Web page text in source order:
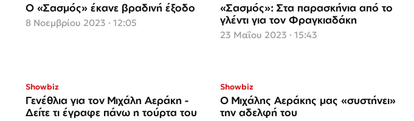
Ο «Σασμός» έκανε βραδινή έξοδο
8 Νοεμβρίου 2023 · 12:05
«Σασμός»: Στα παρασκήνια από το
γλέντι για τον Φραγκιαδάκη
23 Μαΐου 2023 · 15:43
Showbiz
Γενέθλια για τον Μιχάλη Αεράκη -
Δείτε τι έγραφε πάνω η τούρτα του
Showbiz
Ο Μιχάλης Αεράκης μας «συστήνει»
την αδελφή του